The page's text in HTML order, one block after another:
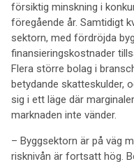
försiktig minskning i
föregående år. Samtidigt
sektorn, med fördröjda
finansieringskostnader
Flera större bolag i
betydande skatteskulder,
sig i ett läge där
marknaden inte vänder.
– Byggsektorn är på väg
risknivån är fortsatt hög.